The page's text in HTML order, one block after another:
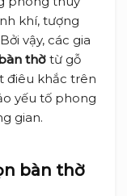
khí, tượng
vậy, các gia
thờ từ gỗ
điêu khắc trên
yếu tố phong
gian.
bàn thờ